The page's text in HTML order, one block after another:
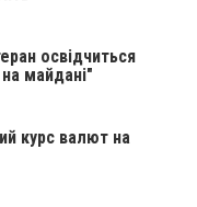
освідчиться
майдані"
курс валют на